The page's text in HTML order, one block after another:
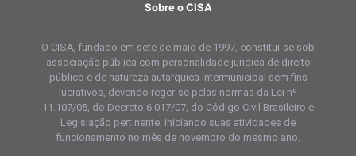
Sobre o CISA
O CISA, fundado em sete de maio de 1997, constitui-se sob
associação pública com personalidade juridica de direito
público e de natureza autarquica intermunicipal sem fins
lucrativos, devendo reger-se pelas normas da Lei nº
11.107/05, do Decreto 6.017/07, do Código Civil Brasileiro e
Legislação pertinente, iniciando suas atividades de
funcionamento no mês de novembro do mesmo ano.